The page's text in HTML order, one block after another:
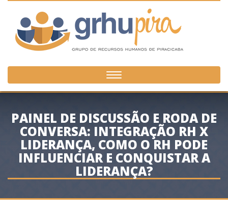
Toggle
navigation
PAINEL DE DISCUSSÃO E RODA DE
CONVERSA: INTEGRAÇÃO RH X
LIDERANÇA, COMO O RH PODE
INFLUENCIAR E CONQUISTAR A
LIDERANÇA?